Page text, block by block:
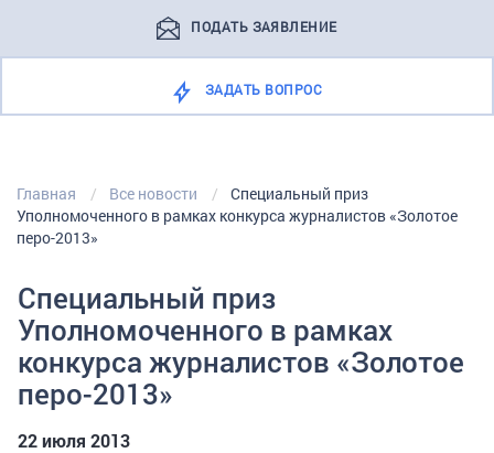
ПОДАТЬ ЗАЯВЛЕНИЕ
ЗАДАТЬ ВОПРОС
Главная Все новости
Специальный приз
Уполномоченного в рамках конкурса журналистов «Золотое
перо-2013»
Специальный приз
Уполномоченного в рамках
конкурса журналистов «Золотое
перо-2013»
22 июля 2013